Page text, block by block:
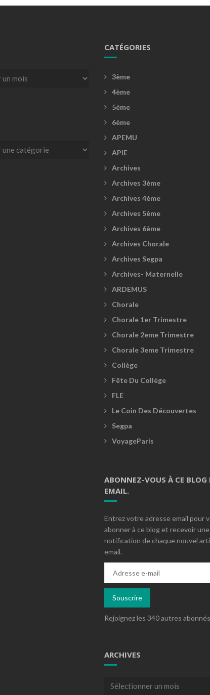
CATÉGORIES
3ème
4ème
5ème
6ème
APEMU
APIE
Archives
Archives 3ème
Archives 4ème
Archives 5ème
Archives 6ème
Archives Chorale
Archives Segpa
Archives- Maternelle
ARDEMUS
Chorale
Chorale 1er Trimestre
Chorale 2eme Trimestre
Chorale 3eme Trimestre
Collège
Fête Du Collège
FLE
Le Coin Des Découvertes
Segpa
VoyageParis
ABONNEZ-VOUS À CE BLOG
EMAIL.
Entrez votre adresse email pour
abonner à ce blog et recevoir une
notification de chaque nouvel
email.
mail
Souscrire
Rejoignez les 340 autres abonnés
ARCHIVES
Archives